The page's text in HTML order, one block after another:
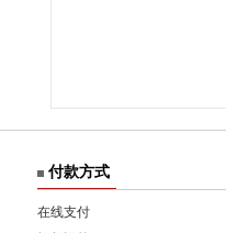
付款方式
在线支付